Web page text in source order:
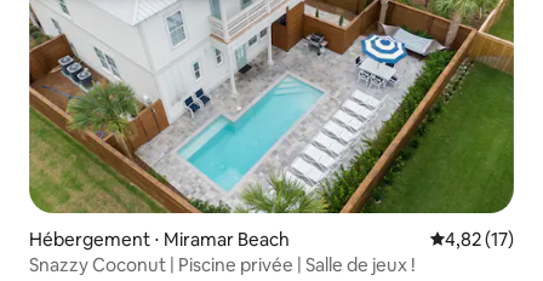
Hébergement ⋅ Miramar Beach Évaluation
4,82 (17)
Snazzy Coconut | Piscine privée | Salle de jeux !